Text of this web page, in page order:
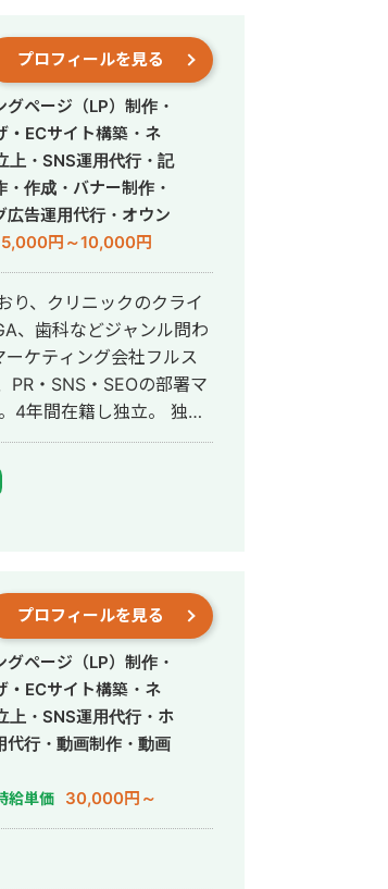
プロフィールを見る
ページ（LP）制作・
ECサイト構築・ネ
上・SNS運用代行・記
作成・バナー制作・
広告運用代行・オウン
画編集・営業代行
5,000円～10,000円
り、クリニックのクライ
、歯科などジャンル問わ
PR・SNS・SEOの部署マ
間在籍し独立。 独立
兼総合Webマーケターと
、法人としてStockSunに
プロフィールを見る
ページ（LP）制作・
ECサイト構築・ネ
上・SNS運用代行・ホ
代行・動画制作・動画
給単価 30,000円～